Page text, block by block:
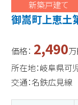
新築戸建て
御嵩町上恵
価格： 2,490
所在地：岐阜県
交通：名鉄広見